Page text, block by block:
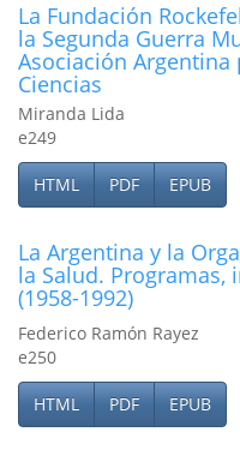
La Fundación
la Segunda Guerra
Asociación Argentina
Ciencias
Miranda Lida
e249
HTML PDF EPUB
La Argentina y la
la Salud. Programas,
(1958-1992)
Federico Ramón Rayez
e250
HTML PDF EPUB